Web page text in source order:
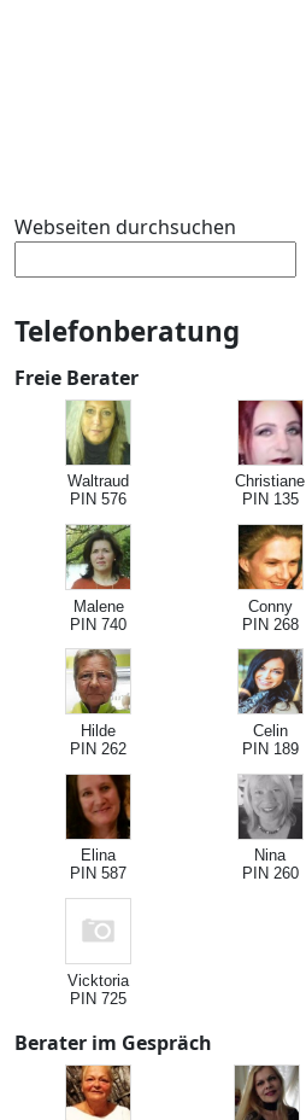
Webseiten durchsuchen
Telefonberatung
Freie Berater
Waltraud
PIN 576
Christiane
PIN 135
Malene
PIN 740
Conny
PIN 268
Hilde
PIN 262
Celin
PIN 189
Elina
PIN 587
Nina
PIN 260
Vicktoria
PIN 725
Berater im Gespräch